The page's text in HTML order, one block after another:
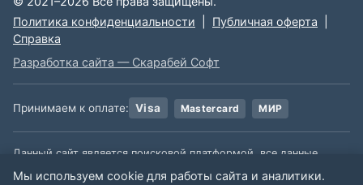
Политика конфиденциальности
Публичная оферта
Справка
Разработка сайта — Скарабей Софт
Принимаем к оплате: Visa Mastercard МИР
Данный сайт является поисковой платформой, все данные,
размещенные на сайте, взяты из открытых источников. Мы не
Мы используем cookie для работы сайта и аналитики.